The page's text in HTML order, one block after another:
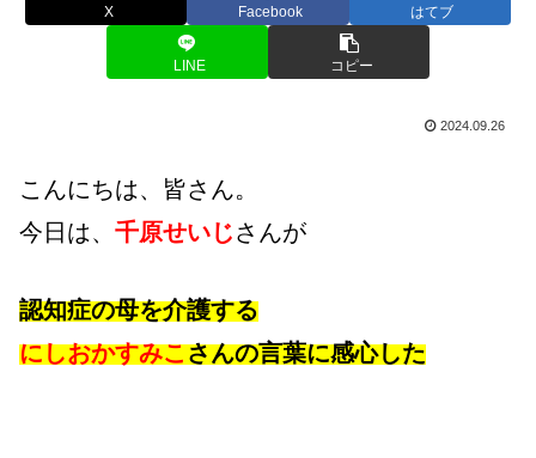
X Facebook はてブ
LINE コピー
2024.09.26
こんにちは、皆さん。
今日は、 千原せいじさんが
認知症の母を介護する
にしおかすみこさんの言葉に感心した